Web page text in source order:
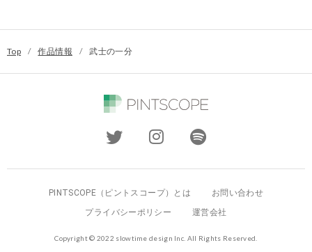
Top / 作品情報 / 武士の一分
PINTSCOPE（ピントスコープ）とは
お問い合わせ
プライバシーポリシー
運営会社
Copyright © 2022 slowtime design Inc. All Rights Reserved.